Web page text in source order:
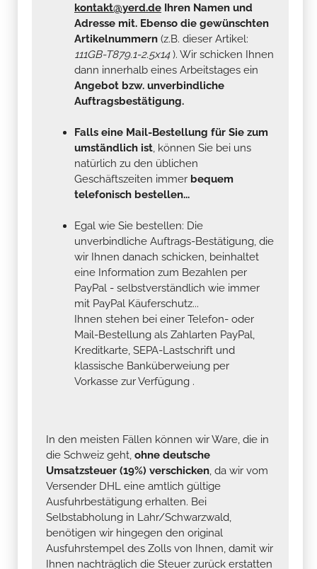
kontakt@yerd.de Ihren Namen und
Adresse mit. Ebenso die gewünschten
Artikelnummern (z.B. dieser Artikel:
111GB-T879.1-2.5x14). Wir schicken Ihnen
dann innerhalb eines Arbeitstages ein
Angebot bzw. unverbindliche
Auftragsbestätigung.
Falls eine Mail-Bestellung für Sie zum
umständlich ist, können Sie bei uns
natürlich zu den üblichen
Geschäftszeiten immer bequem
telefonisch bestellen...
Egal wie Sie bestellen: Die
unverbindliche Auftrags-Bestätigung, die
wir Ihnen danach schicken, beinhaltet
eine Information zum Bezahlen per
PayPal - selbstverständlich wie immer
mit PayPal Käuferschutz...
Ihnen stehen bei einer Telefon- oder
Mail-Bestellung als Zahlarten PayPal,
Kreditkarte, SEPA-Lastschrift und
klassische Banküberweiung per
Vorkasse zur Verfügung .
In den meisten Fällen können wir Ware, die in
die Schweiz geht, ohne deutsche
Umsatzsteuer (19%) verschicken, da wir vom
Versender DHL eine amtlich gültige
Ausfuhrbestätigung erhalten. Bei
Selbstabholung in Lahr/Schwarzwald,
benötigen wir hingegen den original
Ausfuhrstempel des Zolls von Ihnen, damit wir
Ihnen nachträglich die Steuer zurück erstatten